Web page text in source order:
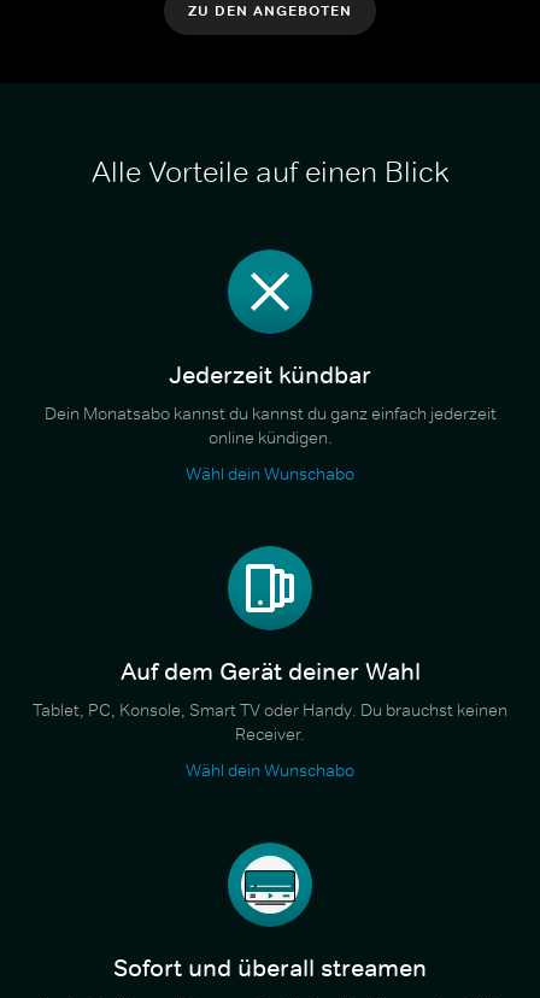
ZU DEN ANGEBOTEN
Alle Vorteile auf einen Blick
Jederzeit kündbar
Dein Monatsabo kannst du kannst du ganz einfach jederzeit
online kündigen.
Wähl dein Wunschabo
Auf dem Gerät deiner Wahl
Tablet, PC, Konsole, Smart TV oder Handy. Du brauchst keinen
Receiver.
Wähl dein Wunschabo
Sofort und überall streamen